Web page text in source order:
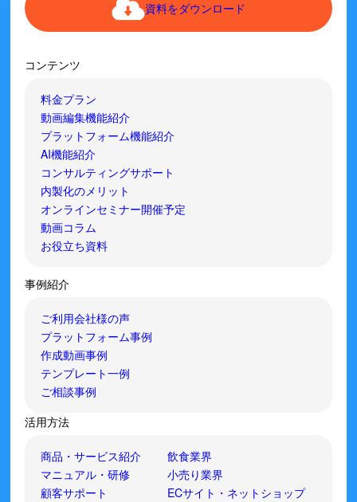
資料をダウンロード
コンテンツ
料金プラン
動画編集機能紹介
プラットフォーム機能紹介
AI機能紹介
コンサルティングサポート
内製化のメリット
オンラインセミナー開催予定
動画コラム
お役立ち資料
事例紹介
ご利用会社様の声
プラットフォーム事例
作成動画事例
テンプレート一例
ご相談事例
活用方法
商品・サービス紹介
マニュアル・研修
顧客サポート
飲食業界
小売り業界
ECサイト・ネットショップ